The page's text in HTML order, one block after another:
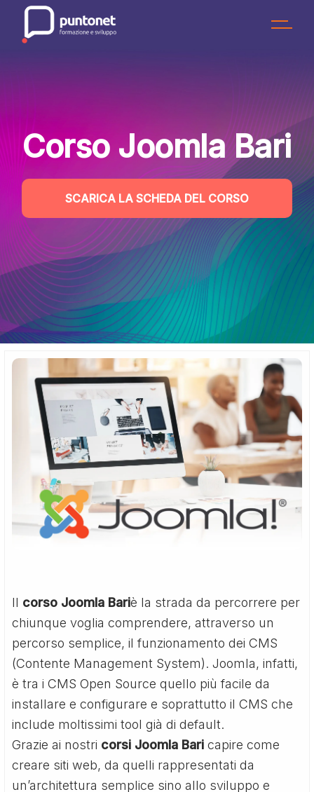
content
Corso Joomla Bari
SCARICA LA SCHEDA DEL CORSO
Il corso Joomla Bariè la strada da percorrere per
chiunque voglia comprendere, attraverso un
percorso semplice, il funzionamento dei CMS
(Contente Management System). Joomla, infatti,
è tra i CMS Open Source quello più facile da
installare e configurare e soprattutto il CMS che
include moltissimi tool già di default.
Grazie ai nostri corsi Joomla Bari capire come
creare siti web, da quelli rappresentati da
un’architettura semplice sino allo sviluppo e